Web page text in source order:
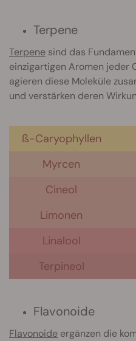
Terpene
Terpene sind das
einzigartigen Aromen jeder
agieren diese Moleküle
und verstärken deren
ß-Caryophyllen
Myrcen
Cineol
Limonen
Linalool
Terpineol
Flavonoide
Flavonoide ergänzen die